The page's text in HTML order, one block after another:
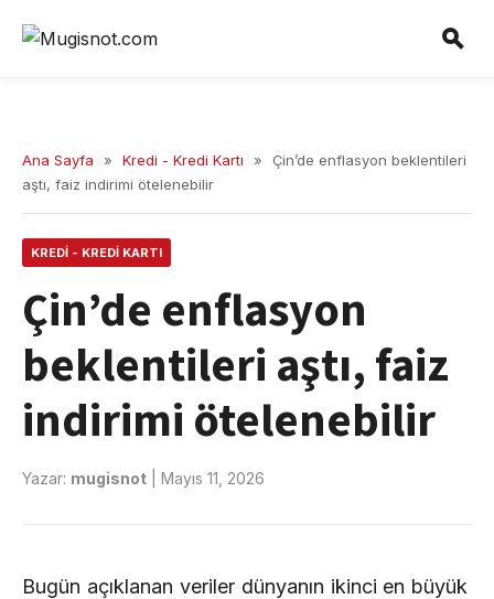
Ana Sayfa » Kredi - Kredi Kartı »
Çin’de enflasyon beklentileri
aştı, faiz indirimi ötelenebilir
KREDI - KREDI KARTI
Çin’de enflasyon
beklentileri aştı, faiz
indirimi ötelenebilir
Yazar: mugisnot Mayıs 11, 2026
Bugün açıklanan veriler dünyanın ikinci en büyük